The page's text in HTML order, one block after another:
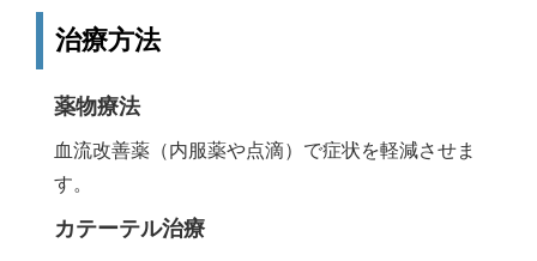
治療方法
薬物療法
血流改善薬（内服薬や点滴）で症状を軽減させま
す。
カテーテル治療